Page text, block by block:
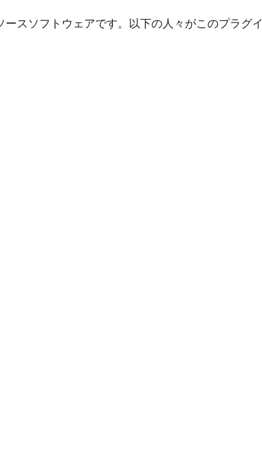
スソフトウェアです。以下の人々がこのプラグイ